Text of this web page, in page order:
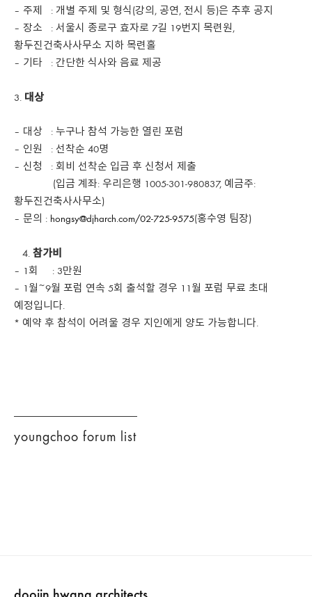
– 주제 : 개별 주제 및 형식(강의, 공연, 전시 등)은 추후 공지
– 장소 : 서울시 종로구 효자로 7길 19번지 목련원,
황두진건축사사무소 지하 목련홀
– 기타 : 간단한 식사와 음료 제공
대상
– 대상 : 누구나 참석 가능한 열린 포럼
– 인원 : 선착순 40명
– 신청 : 회비 선착순 입금 후 신청서 제출
(입금 계좌: 우리은행 1005-301-980837, 예금주:
황두진건축사사무소)
– 문의 : hongsy@djharch.com/02-725-9575(홍수영 팀장)
4. 참가비
– 1회 : 3만원
– 1월~9월 포럼 연속 5회 출석할 경우 11월 포럼 무료 초대
예정입니다.
* 예약 후 참석이 어려울 경우 지인에게 양도 가능합니다.
youngchoo forum list